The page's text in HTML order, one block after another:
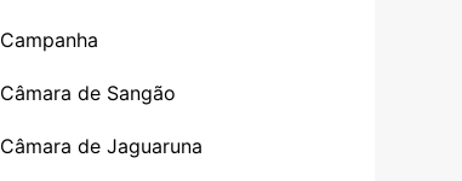
Campanha
Câmara de Sangão
Câmara de Jaguaruna